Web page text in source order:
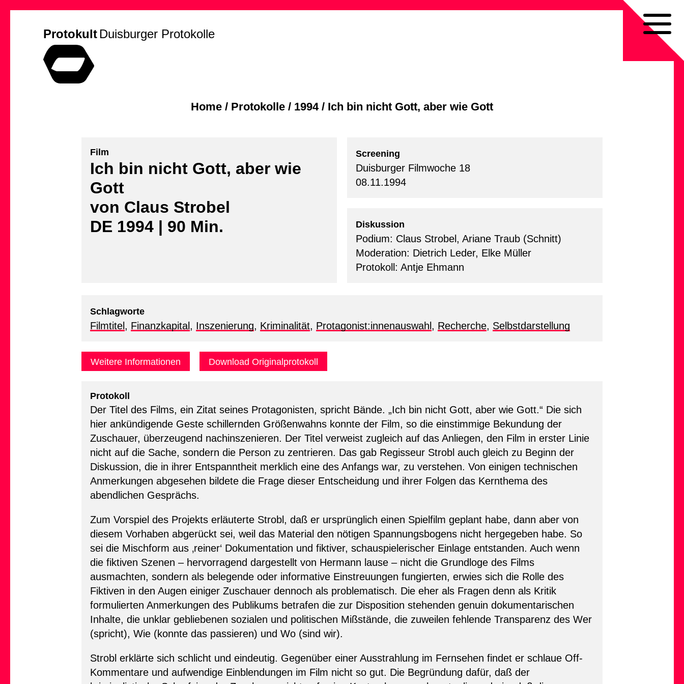
Protokult Duisburger Protokolle
Home / Protokolle / 1994/ Ich bin nicht Gott, aber wie Gott
Film
Ich bin nicht Gott, aber wie
Gott
von Claus Strobel
DE 1994 | 90 Min.
Screening
Duisburger Filmwoche 18
08.11.1994
Diskussion
Podium: Claus Strobel, Ariane Traub (Schnitt)
Moderation: Dietrich Leder, Elke Müller
Protokoll: Antje Ehmann
Schlagworte
Filmtitel , Finanzkapital , Inszenierung, Kriminalität, Protagonist:innenauswahl , Recherche, Selbstdarstellung
Weitere Informationen Download Originalprotokoll
Protokoll
Der Titel des Films, ein Zitat seines Protagonisten, spricht Bände. „Ich bin nicht Gott, aber wie Gott.“ Die sich
hier ankündigende Geste schillernden Größenwahns konnte der Film, so die einstimmige Bekundung der
Zuschauer, überzeugend nachinszenieren. Der Titel verweist zugleich auf das Anliegen, den Film in erster Linie
nicht auf die Sache, sondern die Person zu zentrieren. Das gab Regisseur Strobl auch gleich zu Beginn der
Diskussion, die in ihrer Entspanntheit merklich eine des Anfangs war, zu verstehen. Von einigen technischen
Anmerkungen abgesehen bildete die Frage dieser Entscheidung und ihrer Folgen das Kernthema des
abendlichen Gesprächs.
Zum Vorspiel des Projekts erläuterte Strobl, daß er ursprünglich einen Spielfilm geplant habe, dann aber von
diesem Vorhaben abgerückt sei, weil das Material den nötigen Spannungsbogens nicht hergegeben habe. So
sei die Mischform aus ‚reiner‘ Dokumentation und fiktiver, schauspielerischer Einlage entstanden. Auch wenn
die fiktiven Szenen – hervorragend dargestellt von Hermann lause – nicht die Grundloge des Films
ausmachten, sondern als belegende oder informative Einstreuungen fungierten, erwies sich die Rolle des
Fiktiven in den Augen einiger Zuschauer dennoch als problematisch. Die eher als Fragen denn als Kritik
formulierten Anmerkungen des Publikums betrafen die zur Disposition stehenden genuin dokumentarischen
Inhalte, die unklar gebliebenen sozialen und politischen Mißstände, die zuweilen fehlende Transparenz des Wer
(spricht), Wie (konnte das passieren) und Wo (sind wir).
Strobl erklärte sich schlicht und eindeutig. Gegenüber einer Ausstrahlung im Fernsehen findet er schlaue Off-
Kommentare und aufwendige Einblendungen im Film nicht so gut. Die Begründung dafür, daß der